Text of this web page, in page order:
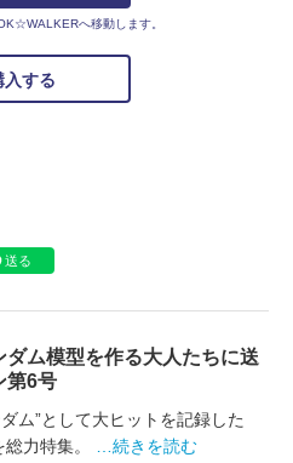
へ移動します。
入する
送る
ム模型を作る大人たちに送
第6号
ム”として大ヒットを記録した
力特集。
…続きを読む